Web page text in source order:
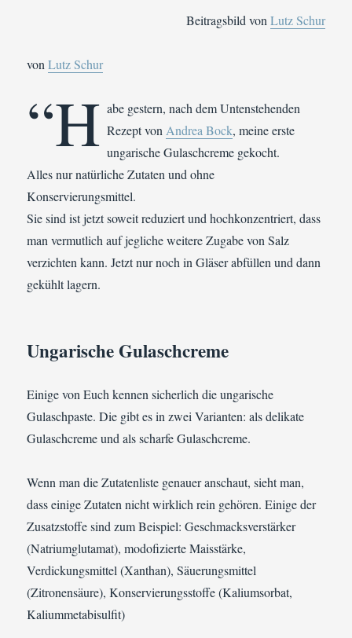
Beitragsbild von Lutz Schur
vonLutz Schur
“H abe gestern, nach dem Untenstehenden
Rezept von Andrea Bock, meine erste
ungarische Gulaschcreme gekocht.
Alles nur natürliche Zutaten und ohne
Konservierungsmittel.
Sie sind ist jetzt soweit reduziert und hochkonzentriert, dass
man vermutlich auf jegliche weitere Zugabe von Salz
verzichten kann. Jetzt nur noch in Gläser abfüllen und dann
gekühlt lagern.
Ungarische Gulaschcreme
Einige von Euch kennen sicherlich die ungarische
Gulaschpaste. Die gibt es in zwei Varianten: als delikate
Gulaschcreme und als scharfe Gulaschcreme.
Wenn man die Zutatenliste genauer anschaut, sieht man,
dass einige Zutaten nicht wirklich rein gehören. Einige der
Zusatzstoffe sind zum Beispiel: Geschmacksverstärker
(Natriumglutamat), modofizierte Maisstärke,
Verdickungsmittel (Xanthan), Säuerungsmittel
(Zitronensäure), Konservierungsstoffe (Kaliumsorbat,
Kaliummetabisulfit)